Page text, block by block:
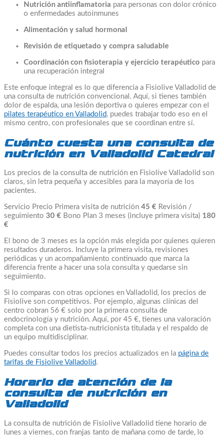
Nutrición antiinflamatoria para personas con dolor crónico
o enfermedades autoinmunes
Alimentación y salud hormonal
Revisión de etiquetado y compra saludable
Coordinación con fisioterapia y ejercicio terapéutico para
una recuperación integral
Este enfoque integral es lo que diferencia a Fisiolive Valladolid de
una consulta de nutrición convencional. Aquí, si tienes también
dolor de espalda, una lesión deportiva o quieres empezar con el
pilates terapéutico en Valladolid , puedes trabajar todo eso en el
mismo centro, con profesionales que se coordinan entre sí.
Cuánto cuesta una consulta de
nutrición en Valladolid Catedral
Los precios de la consulta de nutrición en Fisiolive Valladolid son
claros, sin letra pequeña y accesibles para la mayoría de los
pacientes.
Servicio Precio Primera visita de nutrición 45 € Revisión /
seguimiento 30 € Bono Plan 3 meses (incluye primera visita) 180
€
El bono de 3 meses es la opción más elegida por quienes quieren
resultados duraderos. Incluye la primera visita, revisiones
periódicas y un acompañamiento continuado que marca la
diferencia frente a hacer una sola consulta y quedarse sin
seguimiento.
Si lo comparas con otras opciones en Valladolid, los precios de
Fisiolive son competitivos. Por ejemplo, algunas clínicas del
centro cobran 56 € solo por la primera consulta de
endocrinología y nutrición. Aquí, por 45 €, tienes una valoración
completa con una dietista-nutricionista titulada y el respaldo de
un equipo multidisciplinar.
Puedes consultar todos los precios actualizados en la página de
tarifas de Fisiolive Valladolid.
Horario de atención de la
consulta de nutrición en
Valladolid
La consulta de nutrición de Fisiolive Valladolid tiene horario de
lunes a viernes, con franjas tanto de mañana como de tarde, lo